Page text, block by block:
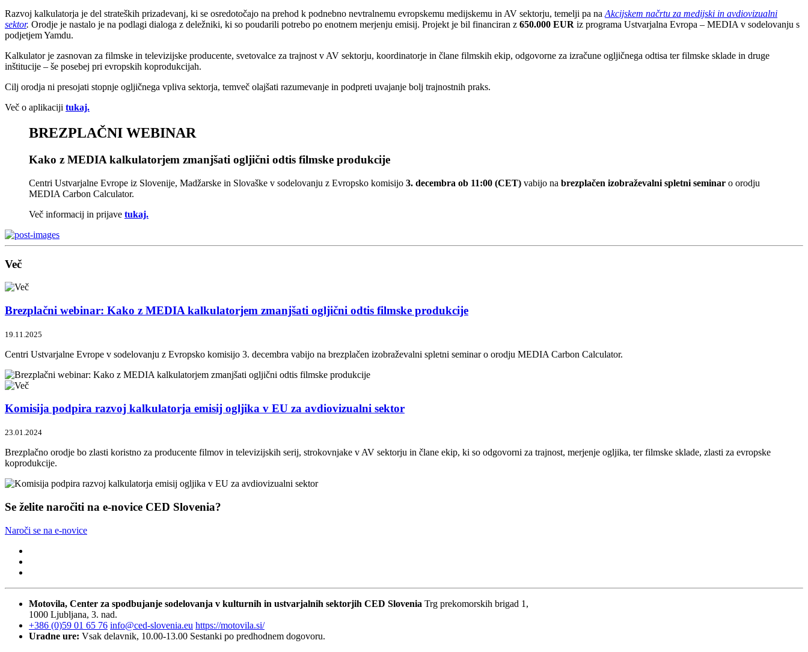
Razvoj kalkulatorja je del strateških prizadevanj, ki se osredotočajo na prehod k podnebno nevtralnemu evropskemu medijskemu in AV sektorju, temelji pa na Akcijskem načrtu za medijski in avdiovizualni
sektor. Orodje je nastalo je na podlagi dialoga z deležniki, ki so poudarili potrebo po enotnem merjenju emisij. Projekt je bil financiran z 650.000 EUR iz programa Ustvarjalna Evropa – MEDIA v sodelovanju s
podjetjem Yamdu.
Kalkulator je zasnovan za filmske in televizijske producente, svetovalce za trajnost v AV sektorju, koordinatorje in člane filmskih ekip, odgovorne za izračune ogljičnega odtisa ter filmske sklade in druge
inštitucije – še posebej pri evropskih koprodukcijah.
Cilj orodja ni presojati stopnje ogljičnega vpliva sektorja, temveč olajšati razumevanje in podpreti uvajanje bolj trajnostnih praks.
Več o aplikaciji tukaj.
BREZPLAČNI WEBINAR
Kako z MEDIA kalkulatorjem zmanjšati ogljični odtis filmske produkcije
Centri Ustvarjalne Evrope iz Slovenije, Madžarske in Slovaške v sodelovanju z Evropsko komisijo 3. decembra ob 11:00 (CET) vabijo na brezplačen izobraževalni spletni seminar o orodju
MEDIA Carbon Calculator.
Več informacij in prijave tukaj.
Več
Brezplačni webinar: Kako z MEDIA kalkulatorjem zmanjšati ogljični odtis filmske produkcije
19.11.2025
Centri Ustvarjalne Evrope v sodelovanju z Evropsko komisijo 3. decembra vabijo na brezplačen izobraževalni spletni seminar o orodju MEDIA Carbon Calculator.
Komisija podpira razvoj kalkulatorja emisij ogljika v EU za avdiovizualni sektor
23.01.2024
Brezplačno orodje bo zlasti koristno za producente filmov in televizijskih serij, strokovnjake v AV sektorju in člane ekip, ki so odgovorni za trajnost, merjenje ogljika, ter filmske sklade, zlasti za evropske
koprodukcije.
Se želite naročiti na e-novice CED Slovenia?
Naroči se na e-novice
Motovila, Center za spodbujanje sodelovanja v kulturnih in ustvarjalnih sektorjih CED Slovenia Trg prekomorskih brigad 1,
1000 Ljubljana, 3. nad.
+386 (0)59 01 65 76 info@ced-slovenia.eu https://motovila.si/
Uradne ure: Vsak delavnik, 10.00-13.00 Sestanki po predhodnem dogovoru.